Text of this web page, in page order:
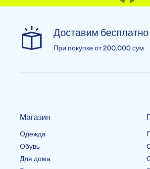
Доставим бесплатно
При покупке от 200.000 сум
Магазин
Одежда
Обувь
Для дома